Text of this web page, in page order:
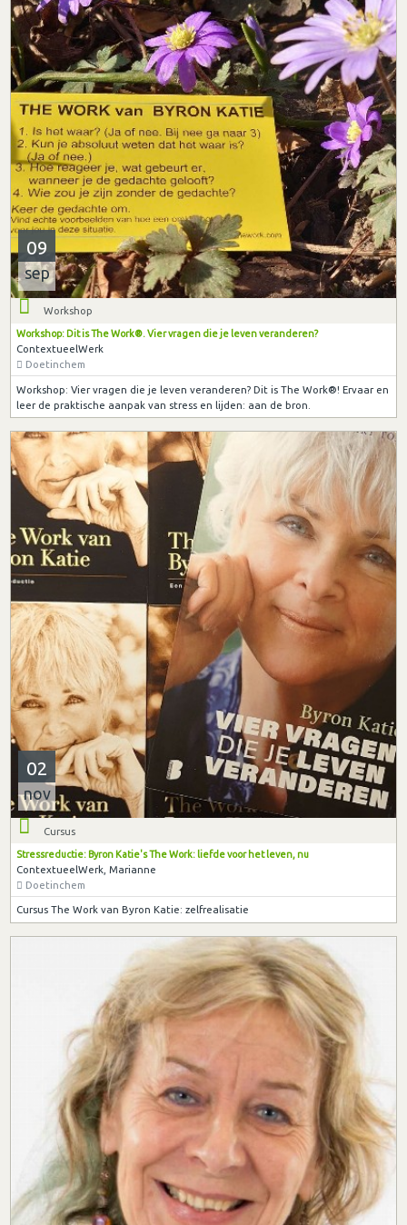
09
sep
Workshop
Workshop: Dit is The Work®. Vier vragen die je leven veranderen?
ContextueelWerk
Doetinchem
Workshop: Vier vragen die je leven veranderen? Dit is The Work®! Ervaar en
leer de praktische aanpak van stress en lijden: aan de bron.
02
nov
Cursus
Stressreductie: Byron Katie's The Work: liefde voor het leven, nu
ContextueelWerk, Marianne
Doetinchem
Cursus The Work van Byron Katie: zelfrealisatie